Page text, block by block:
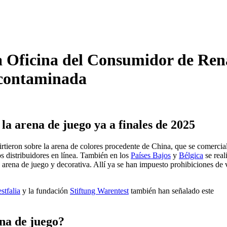
del Consumidor de
arena de juego ya a finales de 2025
sobre la arena de colores procedente de China, que se
distribuidores en línea. También en los Países Bajos y Bélgica se
de juego y decorativa. Allí ya se han impuesto prohibiciones de
y la fundación Stiftung Warentest también han señalado este
de juego?